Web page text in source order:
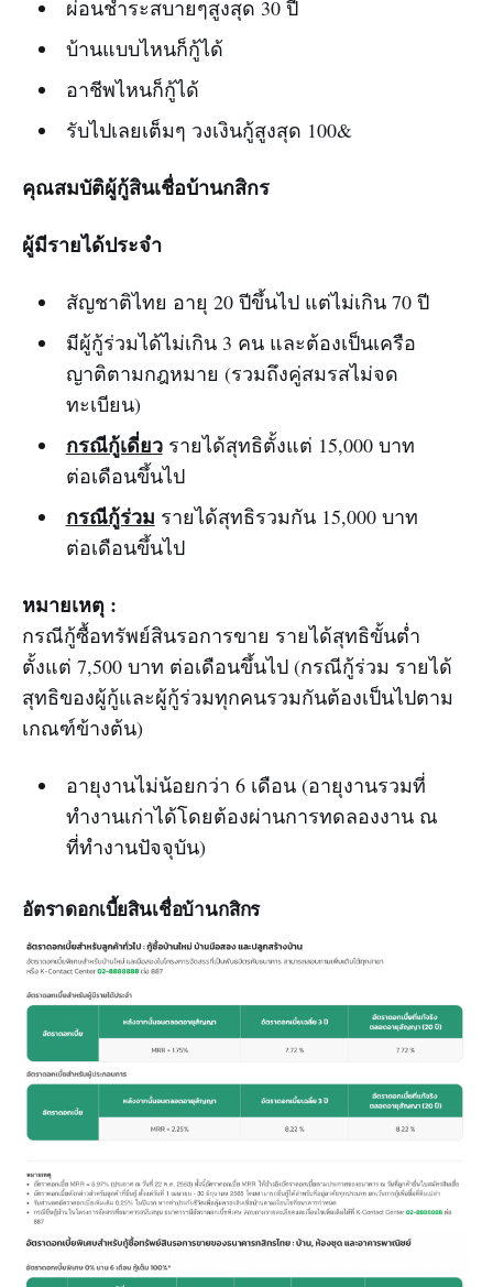
ผ่อนชำระสบายๆสูงสุด 30 ปี
บ้านแบบไหนก็กู้ได้
อาชีพไหนก็กู้ได้
รับไปเลยเต็มๆ วงเงินกู้สูงสุด 100&
คุณสมบัติผู้กู้สินเชื่อบ้านกสิกร
ผู้มีรายได้ประจำ
สัญชาติไทย อายุ 20 ปีขึ้นไป แต่ไม่เกิน 70 ปี
มีผู้กู้ร่วมได้ไม่เกิน 3 คน และต้องเป็นเครือ
ญาติตามกฎหมาย (รวมถึงคู่สมรสไม่จด
ทะเบียน)
กรณีกู้เดี่ยวรายได้สุทธิตั้งแต่ 15,000 บาท
ต่อเดือนขึ้นไป
กรณีกู้ร่วม รายได้สุทธิรวมกัน 15,000 บาท
ต่อเดือนขึ้นไป
หมายเหตุ :
กรณีกู้ซื้อทรัพย์สินรอการขาย รายได้สุทธิขั้นต่ำ
ตั้งแต่ 7,500 บาท ต่อเดือนขึ้นไป (กรณีกู้ร่วม รายได้
สุทธิของผู้กู้และผู้กู้ร่วมทุกคนรวมกันต้องเป็นไปตาม
เกณฑ์ข้างต้น)
อายุงานไม่น้อยกว่า 6 เดือน (อายุงานรวมที่
ทำงานเก่าได้โดยต้องผ่านการทดลองงาน ณ
ที่ทำงานปัจจุบัน)
อัตราดอกเบี้ยสินเชื่อบ้านกสิกร